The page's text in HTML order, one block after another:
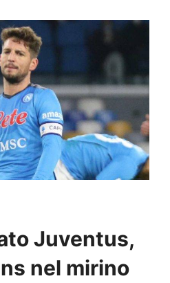
Juventus,
nel mirino